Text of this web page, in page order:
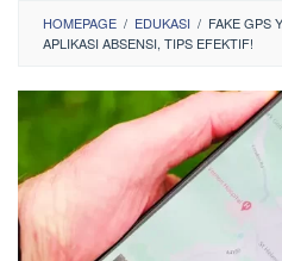
HOMEPAGE / EDUKASI / FAKE GPS
APLIKASI ABSENSI, TIPS EFEKTIF!